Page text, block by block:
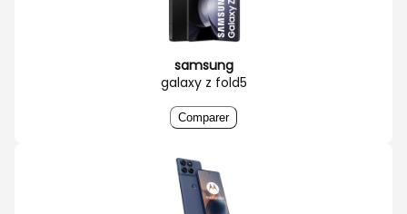
samsung
galaxy z fold5
Comparer